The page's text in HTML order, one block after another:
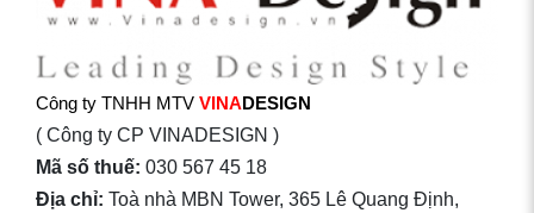
Công ty TNHH MTV VINADESIGN
( Công ty CP VINADESIGN )
Mã số thuế: 030 567 45 18
Địa chỉ: Toà nhà MBN Tower, 365 Lê Quang Định,